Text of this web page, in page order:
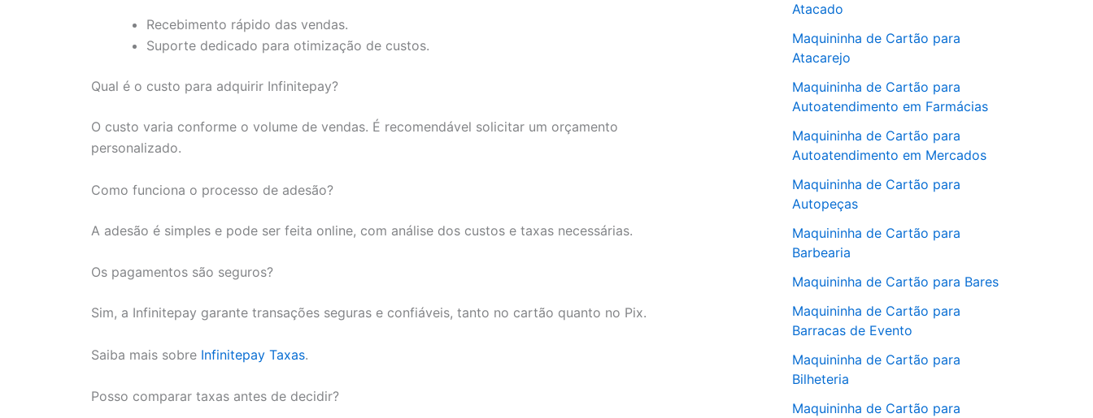
Recebimento rápido das vendas.
Suporte dedicado para otimização de custos.
Qual é o custo para adquirir Infinitepay?
O custo varia conforme o volume de vendas. É recomendável solicitar um orçamento
personalizado.
Como funciona o processo de adesão?
A adesão é simples e pode ser feita online, com análise dos custos e taxas necessárias.
Os pagamentos são seguros?
Sim, a Infinitepay garante transações seguras e confiáveis, tanto no cartão quanto no Pix.
Saiba mais sobre Infinitepay Taxas.
Posso comparar taxas antes de decidir?
Atacado
Maquininha de Cartão para
Atacarejo
Maquininha de Cartão para
Autoatendimento em Farmácias
Maquininha de Cartão para
Autoatendimento em Mercados
Maquininha de Cartão para
Autopeças
Maquininha de Cartão para
Barbearia
Maquininha de Cartão para Bares
Maquininha de Cartão para
Barracas de Evento
Maquininha de Cartão para
Bilheteria
Maquininha de Cartão para